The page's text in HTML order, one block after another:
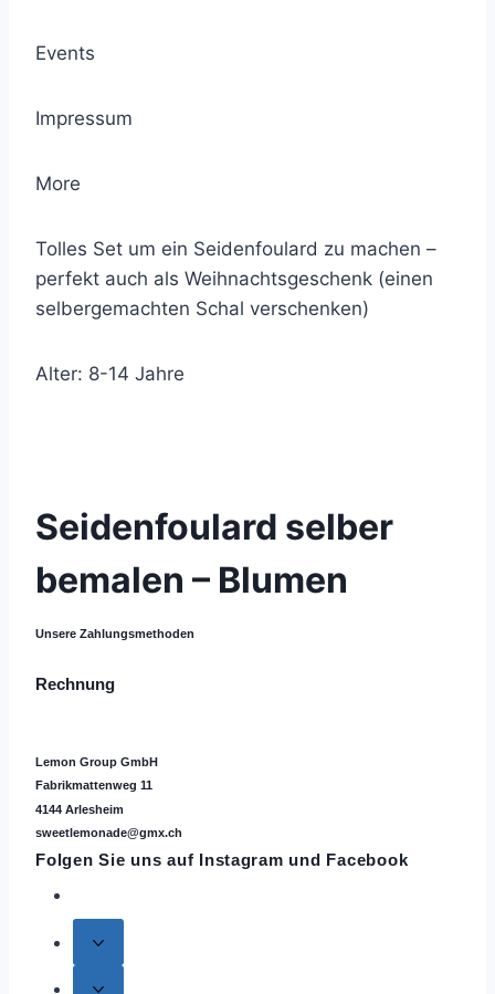
Events
Impressum
More
Tolles Set um ein Seidenfoulard zu machen –
perfekt auch als Weihnachtsgeschenk (einen
selbergemachten Schal verschenken)
Alter: 8-14 Jahre
Seidenfoulard selber
bemalen – Blumen
Unsere Zahlungsmethoden
Rechnung
Lemon Group GmbH
Fabrikmattenweg 11
4144 Arlesheim
sweetlemonade@gmx.ch
Folgen Sie uns auf Instagram und Facebook